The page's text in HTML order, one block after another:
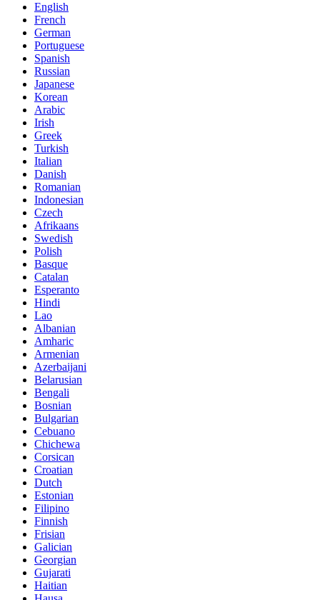
English
French
German
Portuguese
Spanish
Russian
Japanese
Korean
Arabic
Irish
Greek
Turkish
Italian
Danish
Romanian
Indonesian
Czech
Afrikaans
Swedish
Polish
Basque
Catalan
Esperanto
Hindi
Lao
Albanian
Amharic
Armenian
Azerbaijani
Belarusian
Bengali
Bosnian
Bulgarian
Cebuano
Chichewa
Corsican
Croatian
Dutch
Estonian
Filipino
Finnish
Frisian
Galician
Georgian
Gujarati
Haitian